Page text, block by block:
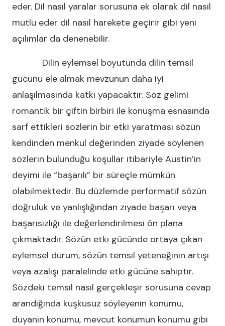
eder. Dil nasıl yaralar sorusuna ek olarak dil nasıl
mutlu eder dil nasıl harekete geçirir gibi yeni
açılımlar da denenebilir.
Dilin eylemsel boyutunda dilin temsil
gücünü ele almak mevzunun daha iyi
anlaşılmasında katkı yapacaktır. Söz gelimi
romantik bir çiftin birbiri ile konuşma esnasında
sarf ettikleri sözlerin bir etki yaratması sözün
kendinden menkul değerinden ziyade söylenen
sözlerin bulunduğu koşullar itibariyle Austin’in
deyimi ile “başarılı” bir süreçle mümkün
olabilmektedir. Bu düzlemde performatif sözün
doğruluk ve yanlışlığından ziyade başarı veya
başarısızlığı ile değerlendirilmesi ön plana
çıkmaktadır. Sözün etki gücünde ortaya çıkan
eylemsel durum, sözün temsil yeteneğinin artışı
veya azalışı paralelinde etki gücüne sahiptir.
Sözdeki temsil nasıl gerçekleşir sorusuna cevap
arandığında kuşkusuz söyleyenin konumu,
duyanın konumu, mevcut konumun konumu gibi